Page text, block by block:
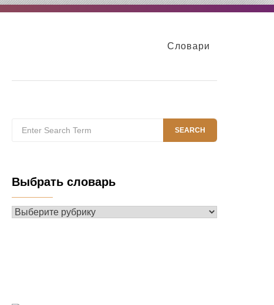
Словари
for:
SEARCH
Выбрать словарь
Выбрать